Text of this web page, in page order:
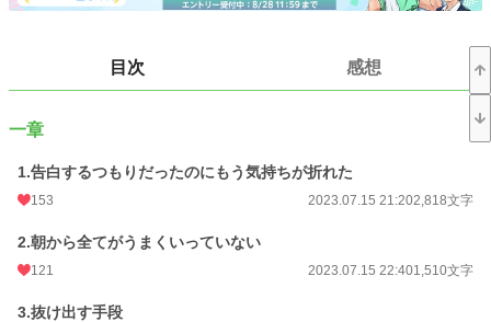
文字数 55,194
初回公開日時 2023.07.15 21:20
初回完結日時
週間ポイント 239 pt (22,220 位)
月間ポイント
年間ポイント 32,910 pt (14,225 位)
累計ポイント
目次 感想
一章
1.告白するつもりだったのにもう気持ちが折れた
153 2023.07.15 21:202,818文字
2.朝から全てがうまくいっていない
121 2023.07.15 22:401,510文字
3.抜け出す手段